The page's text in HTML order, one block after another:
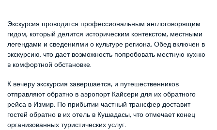
Экскурсия проводится профессиональным англоговорящим
гидом, который делится историческим контекстом, местными
легендами и сведениями о культуре региона. Обед включен в
экскурсию, что дает возможность попробовать местную кухню
в комфортной обстановке.
К вечеру экскурсия завершается, и путешественников
отправляют обратно в аэропорт Кайсери для их обратного
рейса в Измир. По прибытии частный трансфер доставит
гостей обратно в их отель в Кушадасы, что отмечает конец
организованных туристических услуг.